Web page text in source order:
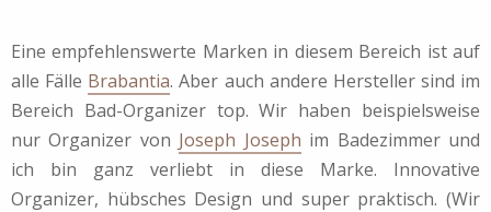
Eine empfehlenswerte Marken in diesem Bereich ist auf
alle Fälle Brabantia. Aber auch andere Hersteller sind im
Bereich Bad-Organizer top. Wir haben beispielsweise
nur Organizer von Joseph Joseph im Badezimmer und
ich bin ganz verliebt in diese Marke. Innovative
Organizer, hübsches Design und super praktisch. (Wir